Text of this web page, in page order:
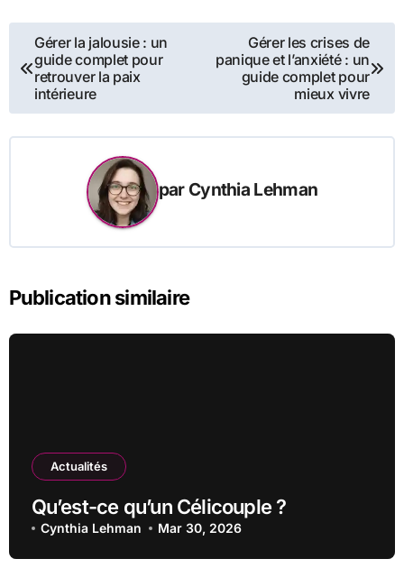
Navigation
de
l’article
Gérer la jalousie : un
guide complet pour
retrouver la paix
intérieure
Gérer les crises de
panique et l’anxiété : un
guide complet pour
mieux vivre
par Cynthia Lehman
Publication similaire
Actualités
Qu’est-ce qu’un Célicouple ?
Cynthia Lehman Mar 30, 2026